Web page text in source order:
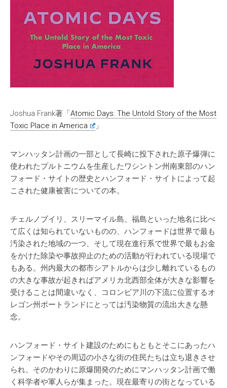
Joshua Frank著「Atomic Days: The Untold Story of the Most
Toxic Place in America
」
マンハッタン計画の一部として長崎に投下された原子爆弾に
使われたプルトニウムを生産したワシントン州南東部のハン
フォード・サイトの歴史とハンフォード・サイトによって起
こされた健康被害についての本。
チェルノブイリ、スリーマイル島、福島といった地名に比べ
て広くは知られていないものの、ハンフォードは世界で最も
汚染された地域の一つ、そして現在進行系で世界で最もお金
をかけた除染や事故抑止のための活動が行われている現場で
もある。州内最大の都市シアトルからは少し離れているもの
の大きな事故が起きればアメリカ北西部全体が大きな影響を
受けることは間違いなく、コロンビア川の下流に位置するオ
レゴン州ポートランドにとっては汚染物質の流出大きな懸
念。
ハンフォード・サイト建設のためにもともとそこにあったハ
ンフォードやその周辺の小さな街の住民たちは立ち退きさせ
られ、そのかわりに原爆開発のためにマンハッタン計画で働
く科学者や軍人らが集まった。現在最寄りの街となっている